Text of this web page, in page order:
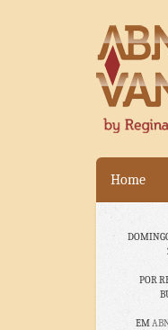
Home
POR
EM